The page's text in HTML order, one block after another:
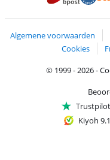
Algemene voorwaarden
Cookies
© 1999 - 2026 -
Kiyoh